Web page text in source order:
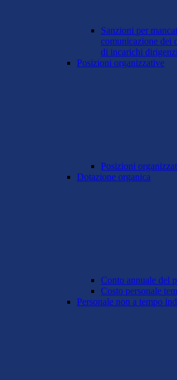
Sanzioni per
comunicazione dei
di incarichi
Posizioni organizzative
Posizioni
Dotazione organica
Conto annuale del
Costo personale
Personale non a tempo